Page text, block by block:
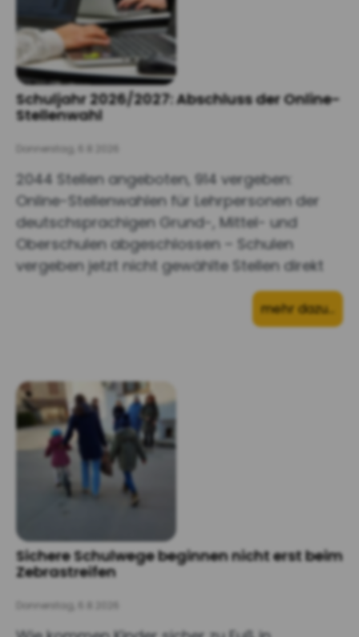
Schuljahr 2026/2027: Abschluss der Online-
Stellenwahl
Donnerstag, 6.8.2026
2044 Stellen angeboten, 914 vergeben:
Online-Stellenwahlen für Lehrpersonen der
deutschsprachigen Grund-, Mittel- und
Oberschulen abgeschlossen – Schulen
vergeben jetzt nicht gewählte Stellen direkt
mehr dazu…
Sichere Schulwege beginnen nicht erst beim
Zebrastreifen
Donnerstag, 6.8.2026